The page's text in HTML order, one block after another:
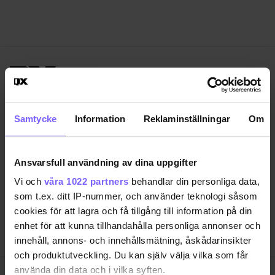
Samtycke Information Reklaminställningar Om
Ansvarsfull användning av dina uppgifter
Vi och våra 1022 partners behandlar din personliga data,
som t.ex. ditt IP-nummer, och använder teknologi såsom
cookies för att lagra och få tillgång till information på din
enhet för att kunna tillhandahålla personliga annonser och
innehåll, annons- och innehållsmätning, åskådarinsikter
och produktutveckling. Du kan själv välja vilka som får
använda din data och i vilka syften.
SAMHÄLLE
NÖJE
QRUISER
SHOP
ANNONSERA
OM OSS
HÄR FINNS TIDNINGEN
INTEGRITETSPOLICY
PRENUMERERA